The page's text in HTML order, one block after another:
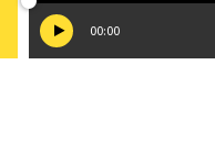
00:00